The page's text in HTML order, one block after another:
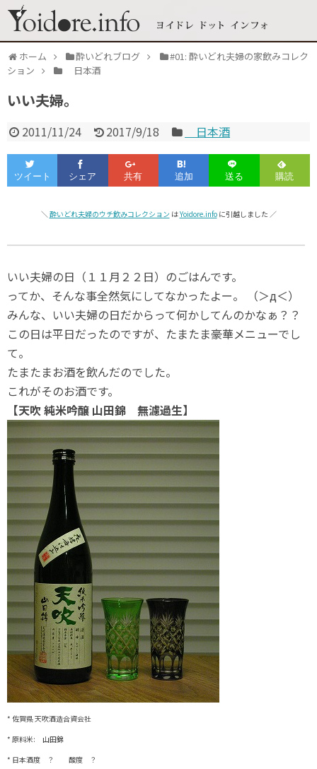
ホーム 酔いどれブログ
#01: 酔いどれ夫婦の家飲みコレク
ション
日本酒
いい夫婦。
2011/11/24 2017/9/18 日本酒
＼ 酔いどれ夫婦のウチ飲みコレクション はYoidore.infoに引越しました ／
いい夫婦の日（１１月２２日）のごはんです。
ってか、そんな事全然気にしてなかったよー。 （＞д＜）
みんな、いい夫婦の日だからって何かしてんのかなぁ？？
この日は平日だったのですが、たまたま豪華メニューでし
て。
たまたまお酒を飲んだのでした。
これがそのお酒です。
【天吹 純米吟醸 山田錦 無濾過生】
* 佐賀県 天吹酒造合資会社
* 原料米: 山田錦
* 日本酒度 ？ 酸度 ？